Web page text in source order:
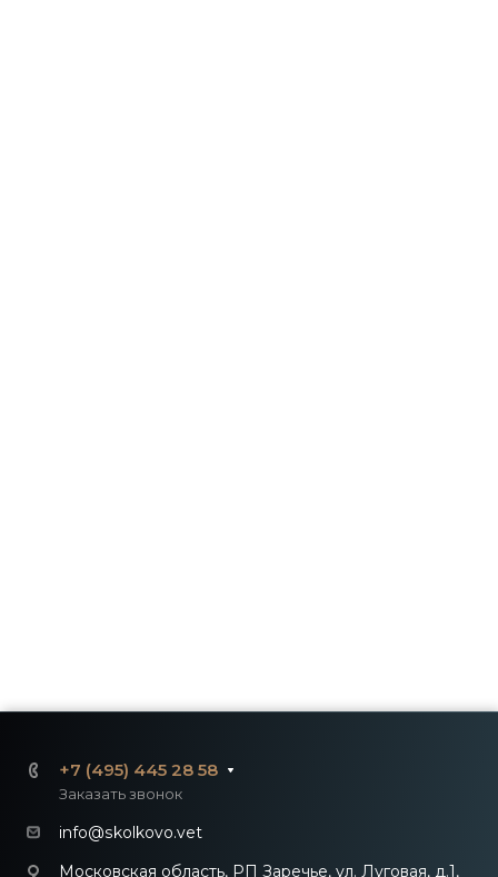
+7 (495) 445 28 58
Заказать звонок
info@skolkovo.vet
Московская область, РП Заречье, ул. Луговая, д.1,